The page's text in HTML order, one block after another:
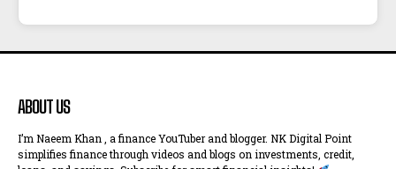
ABOUT US
I’m Naeem Khan , a finance YouTuber and blogger. NK Digital Point
simplifies finance through videos and blogs on investments, credit,